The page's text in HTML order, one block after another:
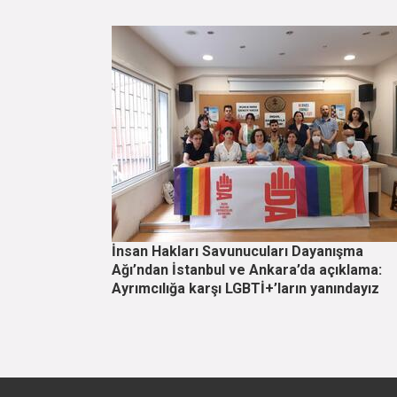
İnsan Hakları Savunucuları Dayanışma
Ağı’ndan İstanbul ve Ankara’da açıklama:
Ayrımcılığa karşı LGBTİ+’ların yanındayız